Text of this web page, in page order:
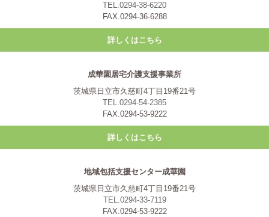
TEL.0294-38-6220
FAX.0294-36-6288
詳しくはこちら
成華園居宅介護支援事業所
茨城県日立市久慈町4丁目19番21号
TEL.0294-54-2385
FAX.0294-53-9222
詳しくはこちら
地域包括支援センター成華園
茨城県日立市久慈町4丁目19番21号
TEL.0294-33-7119
FAX.0294-53-9222